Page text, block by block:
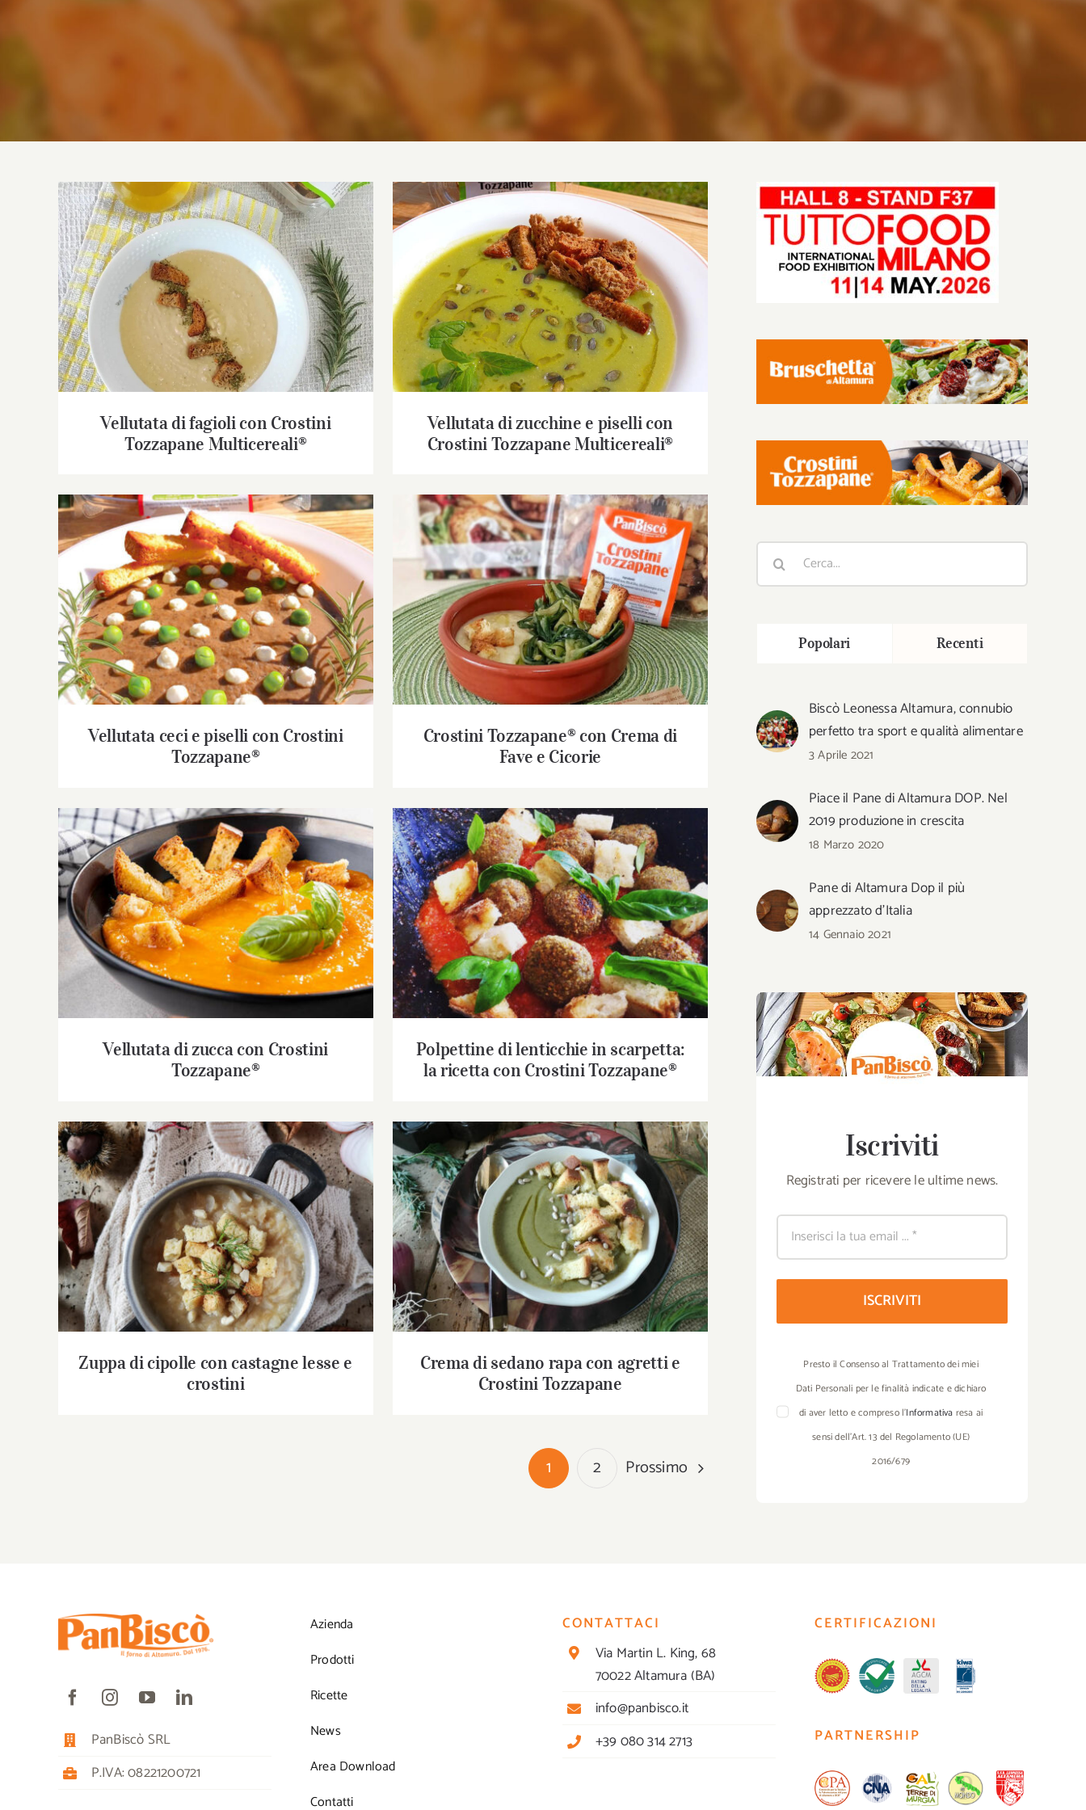
Vellutata di fagioli con Crostini Tozzapane
Multicereali®
Vellutata di fagioli con Crostini
Tozzapane Multicereali®
Vellutata di zucchine e piselli con Crostini
Tozzapane Multicereali®
Vellutata di zucchine e piselli con
Crostini Tozzapane Multicereali®
Vellutata ceci e piselli con Crostini
Tozzapane®
Vellutata ceci e piselli con Crostini
Tozzapane®
Crostini Tozzapane® con Crema di Fave e
Cicorie
Crostini Tozzapane® con Crema di
Fave e Cicorie
Vellutata di zucca con Crostini Tozzapane®
Vellutata di zucca con Crostini
Tozzapane®
Polpettine di lenticchie in scarpetta: la
ricetta con Crostini Tozzapane®
Polpettine di lenticchie in scarpetta:
la ricetta con Crostini Tozzapane®
Zuppa di cipolle con castagne lesse e
crostini
Zuppa di cipolle con castagne lesse e
crostini
Crema di sedano rapa con agretti e Crostini
Tozzapane
Crema di sedano rapa con agretti e
Crostini Tozzapane
1 2 Prossimo
Cerca
per:
Popolari Recenti
Biscò Leonessa Altamura, connubio
perfetto tra sport e qualità alimentare
3 Aprile 2021
Piace il Pane di Altamura DOP. Nel
2019 produzione in crescita
18 Marzo 2020
Pane di Altamura Dop il più
apprezzato d’Italia
14 Gennaio 2021
Iscriviti
Registrati per ricevere le ultime news.
ISCRIVITI
Presto il Consenso al Trattamento dei miei
Dati Personali per le finalità indicate e dichiaro
di aver letto e compreso l’Informativa resa ai
sensi dell’Art. 13 del Regolamento (UE)
2016/679
PanBiscò SRL
P.IVA: 08221200721
Azienda
Prodotti
Ricette
News
Area Download
Contatti
CONTATTACI
Via Martin L. King, 68
70022 Altamura (BA)
info@panbisco.it
+39 080 314 2713
CERTIFICAZIONI
PARTNERSHIP